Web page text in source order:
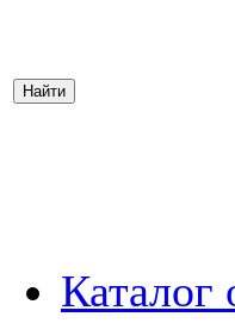
Каталог